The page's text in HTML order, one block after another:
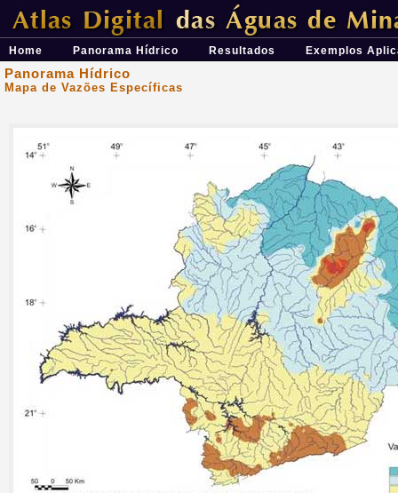
Átlas Digital das Águas de Minas - Uma ferramenta para o
Home Panorama Hídrico Resultados Exemplos
Panorama Hídrico
Mapa de Vazões Específicas